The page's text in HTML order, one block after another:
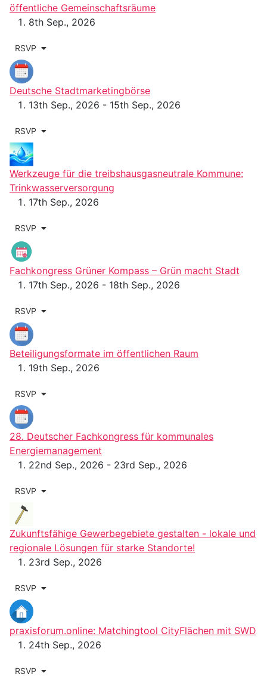
öffentliche Gemeinschaftsräume
8th Sep., 2026
RSVP
Deutsche Stadtmarketingbörse
13th Sep., 2026 - 15th Sep., 2026
RSVP
Werkzeuge für die treibshausgasneutrale Kommune:
Trinkwasserversorgung
17th Sep., 2026
RSVP
Fachkongress Grüner Kompass – Grün macht Stadt
17th Sep., 2026 - 18th Sep., 2026
RSVP
Beteiligungsformate im öffentlichen Raum
19th Sep., 2026
RSVP
28. Deutscher Fachkongress für kommunales
Energiemanagement
22nd Sep., 2026 - 23rd Sep., 2026
RSVP
Zukunftsfähige Gewerbegebiete gestalten - lokale und
regionale Lösungen für starke Standorte!
23rd Sep., 2026
RSVP
praxisforum.online: Matchingtool CityFlächen mit SWD
24th Sep., 2026
RSVP